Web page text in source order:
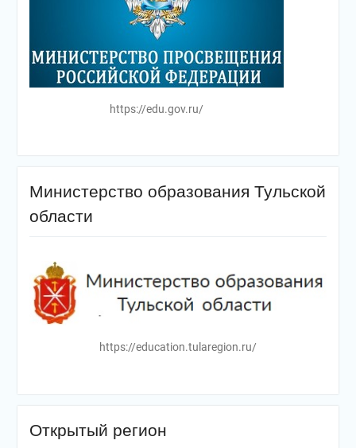
https://edu.gov.ru/
Министерство образования Тульской
области
https://education.tularegion.ru/
Открытый регион